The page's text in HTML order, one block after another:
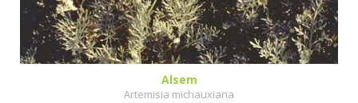
Alsem
Artemisia michauxiana